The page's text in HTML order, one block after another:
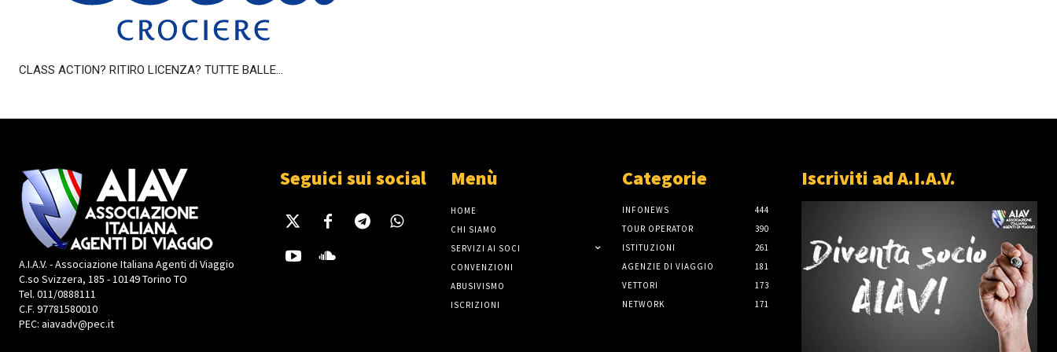
CLASS ACTION? RITIRO LICENZA? TUTTE BALLE…
A.I.A.V. - Associazione Italiana Agenti di Viaggio
C.so Svizzera, 185 - 10149 Torino TO
Tel. 011/0888111
C.F. 97781580010
PEC: aiavadv@pec.it
Seguici sui social Menù
HOME
CHI SIAMO
SERVIZI AI SOCI
CONVENZIONI
ABUSIVISMO
ISCRIZIONI
Categorie
INFONEWS
444
TOUR OPERATOR
390
ISTITUZIONI
261
AGENZIE DI VIAGGIO
181
VETTORI
173
NETWORK
171
Iscriviti ad A.I.A.V.